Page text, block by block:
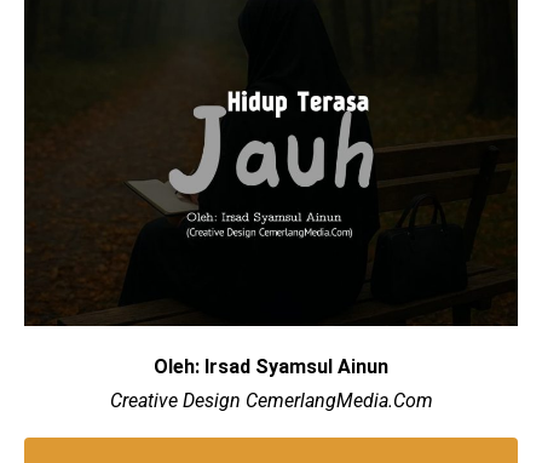
Oleh: Irsad Syamsul Ainun
Creative Design CemerlangMedia.Com